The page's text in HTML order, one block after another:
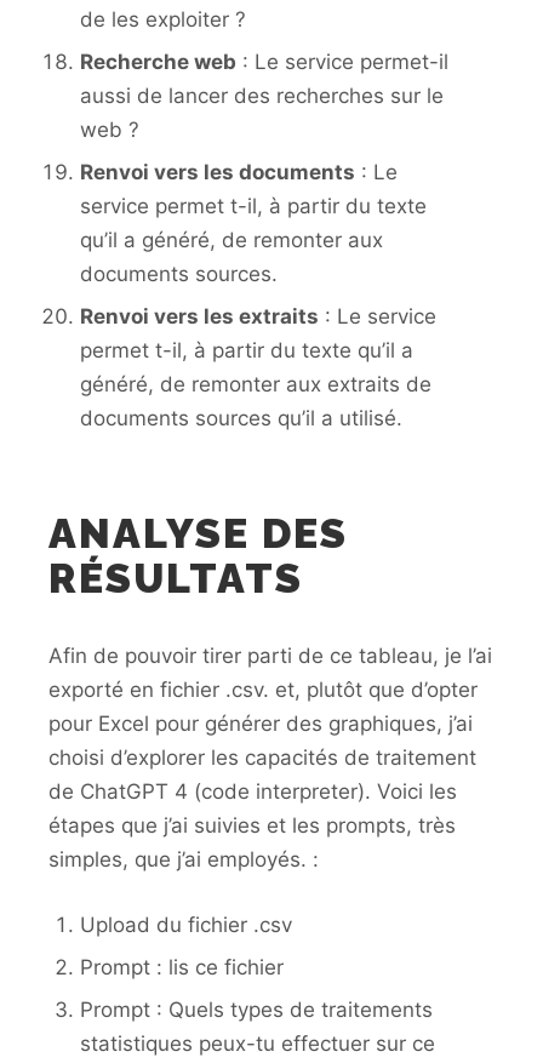
de les exploiter ?
Recherche web : Le service permet-il
aussi de lancer des recherches sur le
web ?
Renvoi vers les documents : Le
service permet t-il, à partir du texte
qu’il a généré, de remonter aux
documents sources.
Renvoi vers les extraits : Le service
permet t-il, à partir du texte qu’il a
généré, de remonter aux extraits de
documents sources qu’il a utilisé.
ANALYSE DES
RÉSULTATS
Afin de pouvoir tirer parti de ce tableau, je l’ai
exporté en fichier .csv. et, plutôt que d’opter
pour Excel pour générer des graphiques, j’ai
choisi d’explorer les capacités de traitement
de ChatGPT 4 (code interpreter). Voici les
étapes que j’ai suivies et les prompts, très
simples, que j’ai employés. :
Upload du fichier .csv
Prompt : lis ce fichier
Prompt : Quels types de traitements
statistiques peux-tu effectuer sur ce